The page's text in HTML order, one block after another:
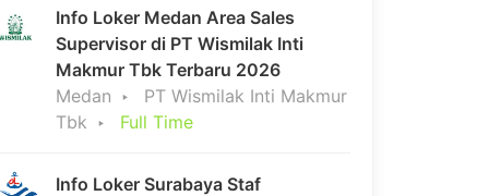
Info Loker Medan Area Sales
Supervisor di PT Wismilak Inti
Makmur Tbk Terbaru 2026
Medan
PT Wismilak Inti Makmur
Tbk
Full Time
Info Loker Surabaya Staf